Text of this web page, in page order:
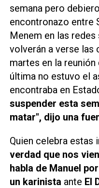
semana pero
encontronazo entre
Menem en las
volverán a verse las
martes en la
última no estuvo el
encontraba en
suspender esta
matar", dijo una
Quien celebra estas
verdad que nos
habla de Manuel
un karinista ante El